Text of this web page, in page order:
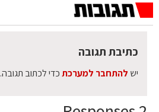
כתיבת תגובה
יש להתחבר למערכתכדי לכתוב תגובה.